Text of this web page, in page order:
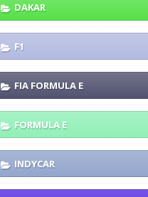
DAKAR
F1
FIA FORMULA E
FORMULA E
INDYCAR